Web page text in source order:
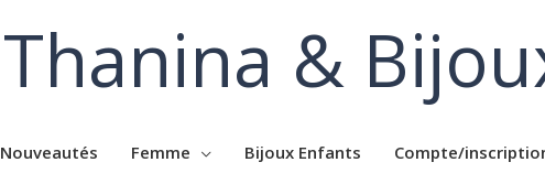
Thanina &
Nouveautés Femme Bijoux Enfants Compte/